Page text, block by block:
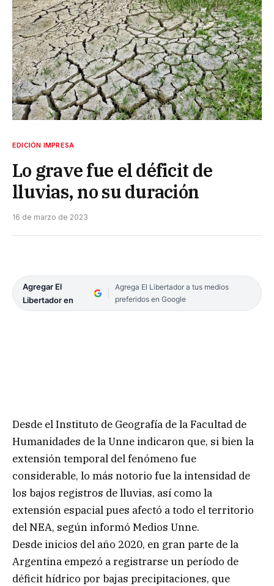
EDICIÓN IMPRESA
Lo grave fue el déficit de
lluvias, no su duración
16 de marzo de 2023
Agregar El
Libertador en
Agrega El Libertador a tus medios
preferidos en Google
Desde el Instituto de Geografía de la Facultad de
Humanidades de la Unne indicaron que, si bien la
extensión temporal del fenómeno fue
considerable, lo más notorio fue la intensidad de
los bajos registros de lluvias, así como la
extensión espacial pues afectó a todo el territorio
del NEA, según informó Medios Unne.
Desde inicios del año 2020, en gran parte de la
Argentina empezó a registrarse un período de
déficit hídrico por bajas precipitaciones, que